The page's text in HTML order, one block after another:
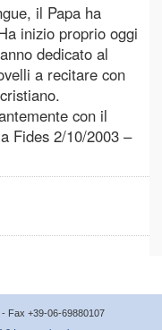
il Papa ha
inizio proprio oggi
dedicato al
a recitare con
con il
Fides 2/10/2003 –
- Fax +39-06-69880107